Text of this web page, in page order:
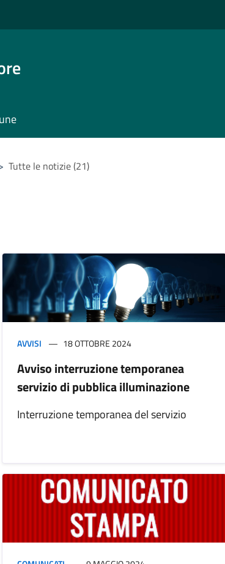
Tutte le notizie (21)
AVVISI 18 OTTOBRE 2024
Avviso interruzione temporanea
servizio di pubblica illuminazione
Interruzione temporanea del servizio